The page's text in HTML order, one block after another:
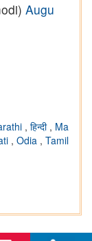
Augu
, हिन्दी , Ma
, Odia , Tamil